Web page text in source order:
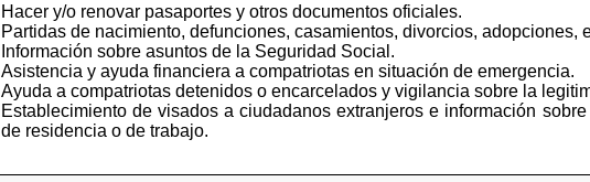
Hacer y/o renovar pasaportes y otros documentos oficiales.
Partidas de nacimiento, defunciones, casamientos, divorcios, adopciones,
Información sobre asuntos de la Seguridad Social.
Asistencia y ayuda financiera a compatriotas en situación de emergencia.
Ayuda a compatriotas detenidos o encarcelados y vigilancia sobre la
Establecimiento de visados a ciudadanos extranjeros e información
de residencia o de trabajo.